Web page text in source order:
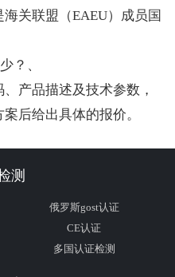
海关联盟（EAEU）成员国
？、
产品描述及技术参数，
后给出具体的报价。
测
俄罗斯gost认证
CE认证
多国认证检测